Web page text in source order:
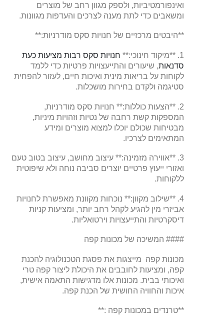
ואינפורמטיביות, ולספק מגוון רחב של מוצרים
ומשאבים כדי לתת מענה לצרכים והעדפות מגוונות.
**היבטים מרכזיים של חנויות סקס מודרניות:**
1. **מיקוד חינוכי:**
חנויות סקס רבות מציעות כעת
סדנאות, שיעורים והתייעצויות פרטיות כדי ללמד
לקוחות על בריאות מינית ואיכות חיים, לעזור להפחית
סטיגמה ולקדם בחירות מושכלות.
2. **הצעות כוללות:** חנויות סקס מודרניות,
המספקות קשת רחבה של נטיות וזהויות מיניות,
מבטיחות שכולם יוכלו למצוא מוצרים ומידע
המתאימים לצרכיו.
3. **אווירה מזמינה:** עיצוב מחושב, עיצוב בטוב טעם
ואזורי ייעוץ פרטיים יוצרים סביבה נוחה ולא שיפוטית
ללקוחות.
4. **שילוב מקוון:** נוכחות מקוונת מאפשרת לחנויות
אביזרי מין להגיע לקהל רחב יותר, ומציעות קניות
דיסקרטיות והתייעצויות וירטואליות.
#### המשיכה של מכונות קפה
מכונות קפה מייצגות את פסגת הטכנולוגיה להכנת
קפה, ומציעות לחובבים את היכולת ליצור קפה טרי
ואיכותי בבית. מכונות אלו מדגישות התאמה אישית,
איכות והחוויה החושית של הכנת קפה.
**טרנדים במכונות קפה :**